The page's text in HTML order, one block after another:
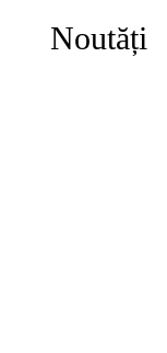
Noutăți